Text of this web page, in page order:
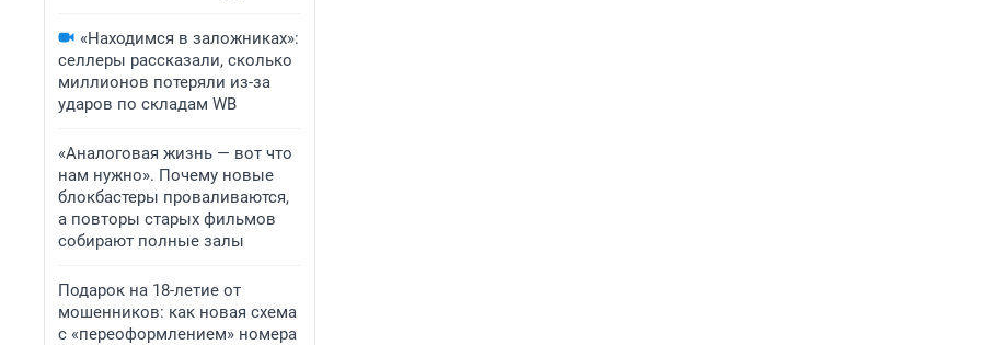
«Находимся в заложниках»:
селлеры рассказали, сколько
миллионов потеряли из-за
ударов по складам WB
«Аналоговая жизнь — вот что
нам нужно». Почему новые
блокбастеры проваливаются,
а повторы старых фильмов
собирают полные залы
Подарок на 18-летие от
мошенников: как новая схема
с «переоформлением» номера